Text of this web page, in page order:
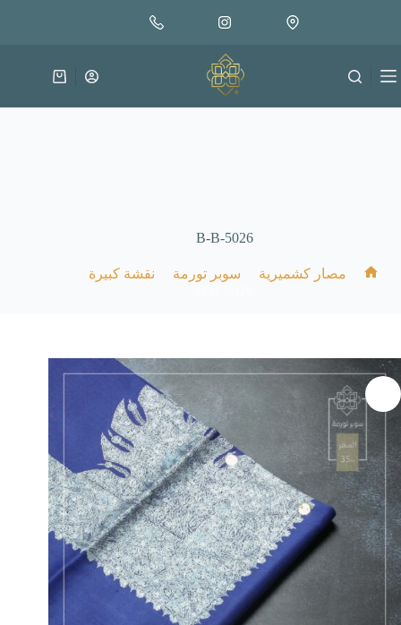
متوفر في المخزون
إضافة إلى السلة
عربة
B-B-5026
مصار كشميرية سوبر تورمة نقشة كبيرة